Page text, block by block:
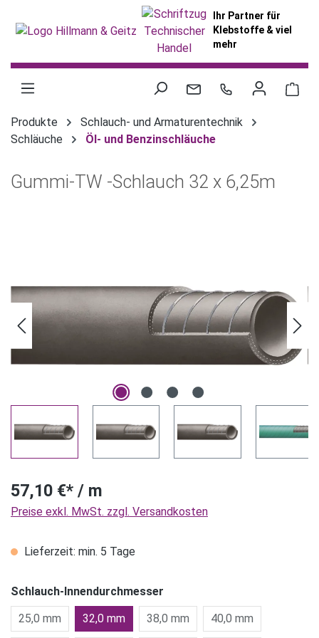
Ihr Partner für
Klebstoffe & viel
mehr
Produkte
Schlauch- und Armaturentechnik
Schläuche
Öl- und Benzinschläuche
Gummi-TW -Schlauch 32 x 6,25m
57,10 €* / m
Preise exkl. MwSt. zzgl. Versandkosten
Lieferzeit: min. 5 Tage
Schlauch-Innendurchmesser
25,0 mm
32,0 mm 38,0 mm 40,0 mm